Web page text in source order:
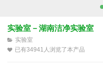
实验室－湖南洁净实验室
实验室
已有34941人浏览了本产品